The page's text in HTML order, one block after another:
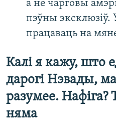
а не чарговы
пэўны эксклюзіў.
працаваць на
Калі я кажу, што
дарогі Нэвады,
разумее. Нафіга?
няма